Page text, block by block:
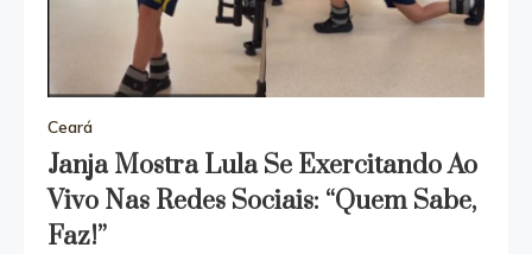
Ceará
Janja Mostra Lula Se Exercitando Ao
Vivo Nas Redes Sociais: “Quem Sabe,
Faz!”